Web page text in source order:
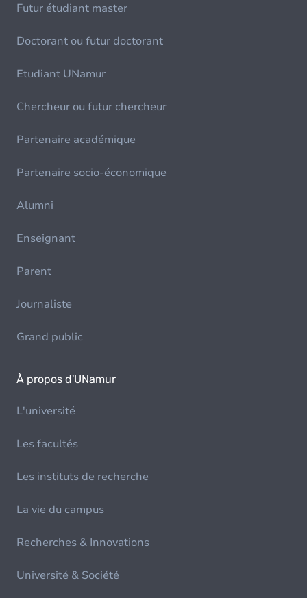
Futur étudiant master
Doctorant ou futur doctorant
Etudiant UNamur
Chercheur ou futur chercheur
Partenaire académique
Partenaire socio-économique
Alumni
Enseignant
Parent
Journaliste
Grand public
À propos d'UNamur
L'université
Les facultés
Les instituts de recherche
La vie du campus
Recherches & Innovations
Université & Société